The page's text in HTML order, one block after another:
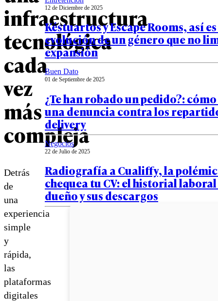
infraestructura
tecnológica
cada
vez
más
compleja
Detrás
de
una
experiencia
simple
y
rápida,
las
plataformas
digitales
12 de Diciembre de 2025
Késtuartos y Escape Rooms, así
evolución de un género que no
expansión
Buen Dato
01 de Septiembre de 2025
¿Te han robado un pedido?:
una denuncia contra los
delivery
Negocios
22 de Julio de 2025
Radiografía a Cualiffy, la
chequea tu CV: el historial laboral
dueño y sus descargos